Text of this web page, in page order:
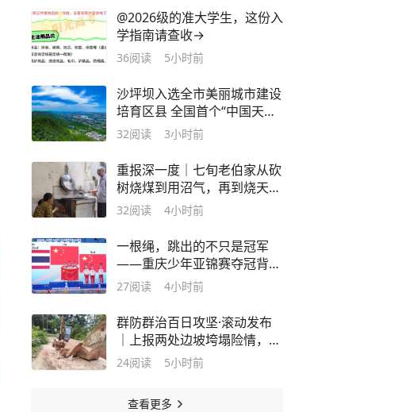
@2026级的准大学生，这份入
学指南请查收→
36阅读 5小时前
沙坪坝入选全市美丽城市建设
培育区县 全国首个“中国天然
氧吧”中心城区这样“点绿成金”
32阅读 3小时前
重报深一度｜七旬老伯家从砍
树烧煤到用沼气，再到烧天然
气、用电——四次炉火变迁，
32阅读 4小时前
一根绳，跳出的不只是冠军
——重庆少年亚锦赛夺冠背后
的故事
27阅读 4小时前
群防群治百日攻坚·滚动发布
｜上报两处边坡垮塌险情，梁
平一村民获1000元奖励
24阅读 5小时前
查看更多